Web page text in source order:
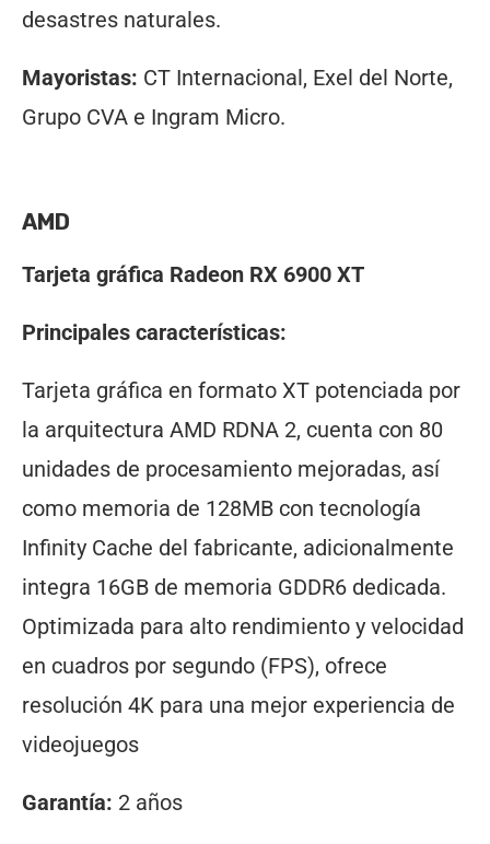
desastres naturales.
Mayoristas: CT Internacional, Exel del Norte,
Grupo CVA e Ingram Micro.
AMD
Tarjeta gráfica Radeon RX 6900 XT
Principales características:
Tarjeta gráfica en formato XT potenciada por
la arquitectura AMD RDNA 2, cuenta con 80
unidades de procesamiento mejoradas, así
como memoria de 128MB con tecnología
Infinity Cache del fabricante, adicionalmente
integra 16GB de memoria GDDR6 dedicada.
Optimizada para alto rendimiento y velocidad
en cuadros por segundo (FPS), ofrece
resolución 4K para una mejor experiencia de
videojuegos
Garantía: 2 años